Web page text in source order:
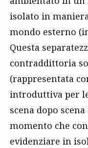
isolato in
mondo esterno
Questa
contraddittoria
(rappresentata
introduttiva per
scena dopo
momento che
evidenziare in